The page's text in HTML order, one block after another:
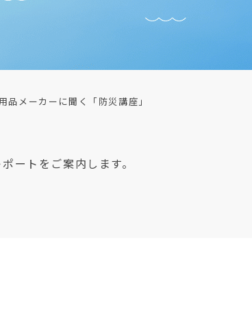
品メーカーに聞く「防災講座」
ートをご案内します。